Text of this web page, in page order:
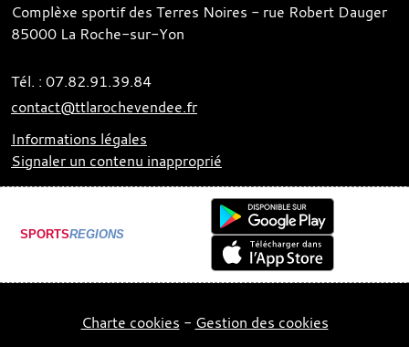
Complèxe sportif des Terres Noires - rue Robert Dauger
85000 La Roche-sur-Yon
Tél. : 07.82.91.39.84
contact@ttlarochevendee.fr
Informations légales
Signaler un contenu inapproprié
SPORTSREGIONS
Charte cookies Gestion des cookies